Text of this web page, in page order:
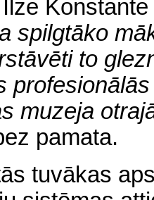
spilgtāko
to
muzeja
pamata.
tuvākas